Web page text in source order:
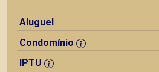
Aluguel
Condomínio
IPTU